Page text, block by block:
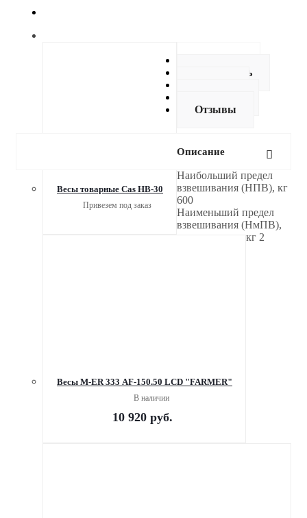
Весы товарные Cas HB-30
Привезем под заказ
Весы M-ER 333 AF-150.50 LCD "FARMER"
В наличии
10 920руб.
Как купить
Отзывы
Описание
Наибольший предел
взвешивания (НПВ), кг
600
Наименьший предел
взвешивания (НмПВ),
кг 2